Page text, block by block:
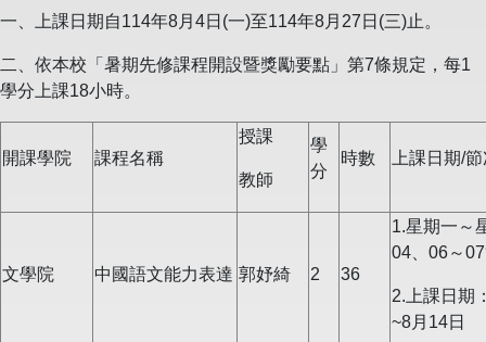
一、上課日期自114年8月4日(一)至114年8月27日(三)止。
二、依本校「暑期先修課程開設暨獎勵要點」第7條規定，每1
學分上課18小時。
開課學院 課程名稱
授課
教師
學
分
時數 上課日期/
文學院 中國語文能力表達 郭妤綺 2 36
1.星期一～
04、06～
2.上課日期
~8月14日